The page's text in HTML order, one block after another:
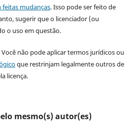
feitas mudanças. Isso pode ser feito de
sugerir que o licenciador (ou
o uso em questão.
não pode aplicar termos jurídicos ou
que restrinjam legalmente outros de
licença.
mesmo(s) autor(es)